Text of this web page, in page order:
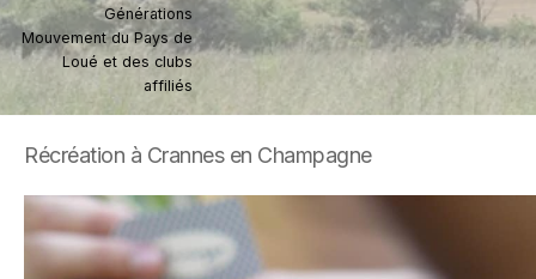
Générations
Mouvement du Pays de
Loué et des clubs
affiliés
Récréation à Crannes en Champagne